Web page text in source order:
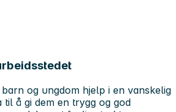
og ungdom hjelp i en vanskelig
til å gi dem en trygg og god